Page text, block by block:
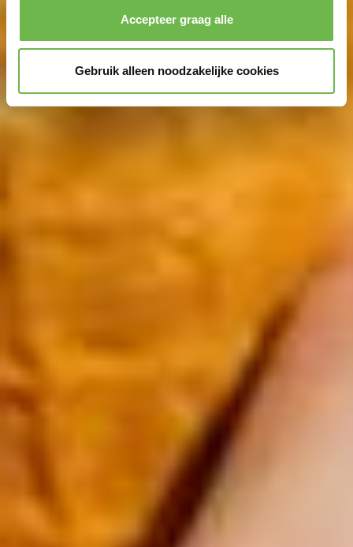
Accepteer graag alle
Gebruik alleen noodzakelijke cookies